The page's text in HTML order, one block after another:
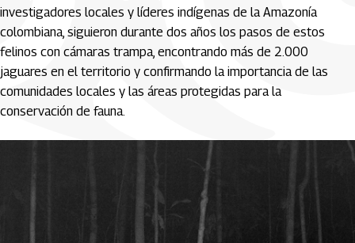
investigadores locales y líderes indígenas de la Amazonía
colombiana, siguieron durante dos años los pasos de estos
felinos con cámaras trampa, encontrando más de 2.000
jaguares en el territorio y confirmando la importancia de las
comunidades locales y las áreas protegidas para la
conservación de fauna.